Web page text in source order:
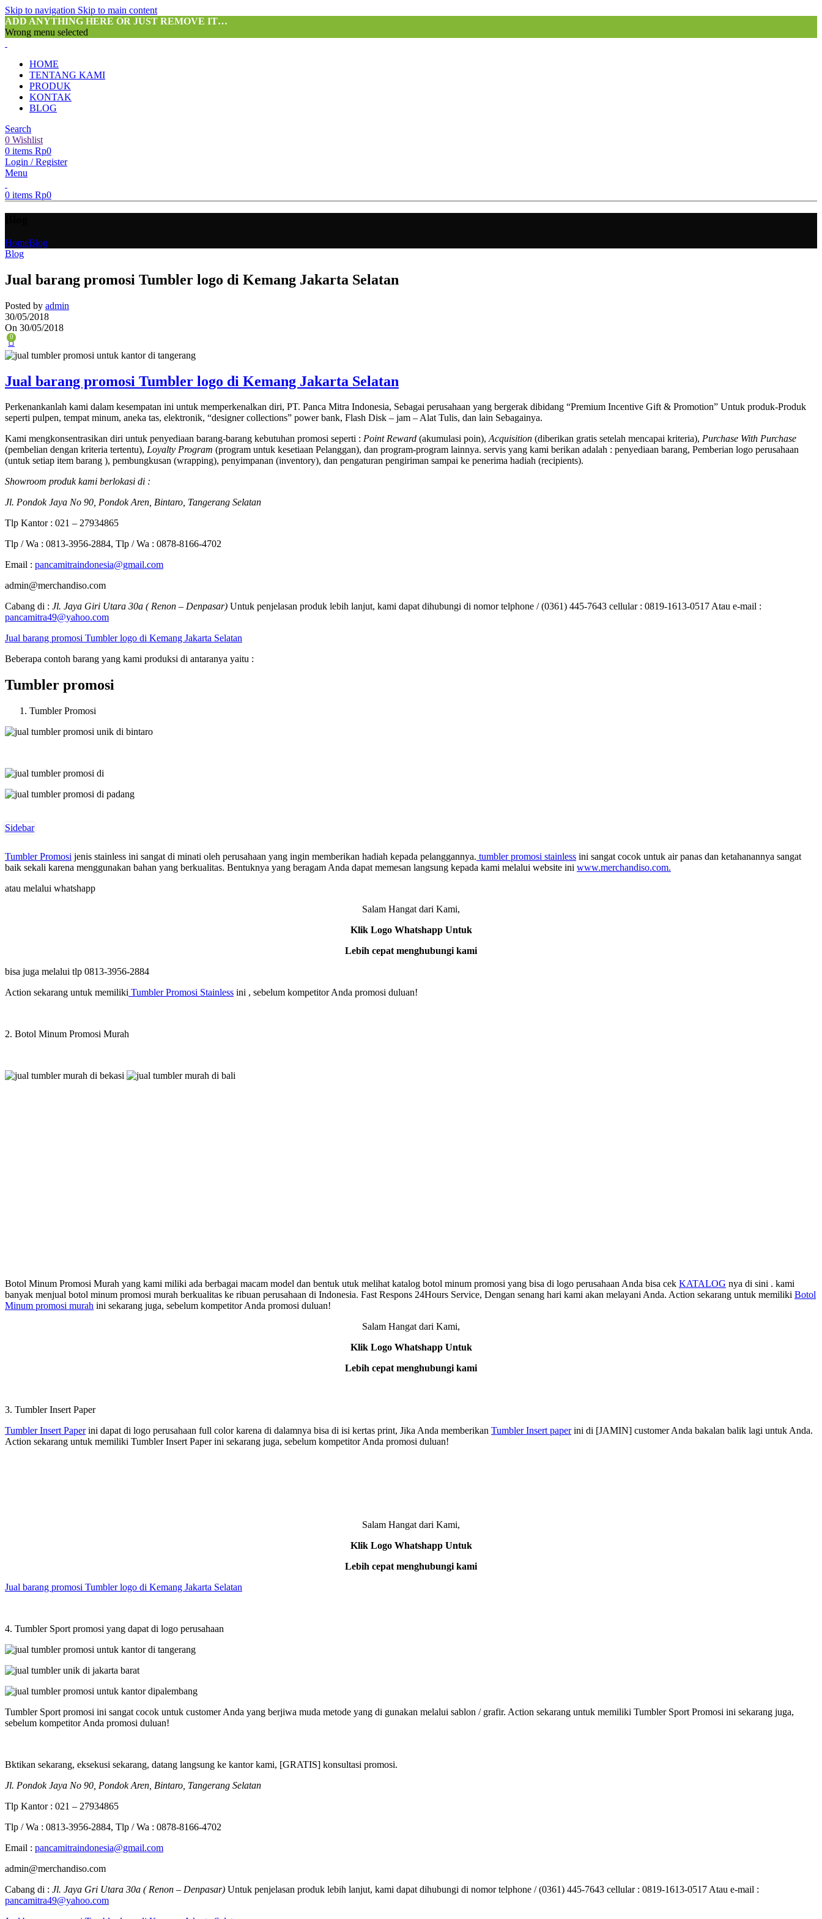
Skip to navigation Skip to main content
ADD ANYTHING HERE OR JUST REMOVE IT…
Wrong menu selected
HOME
TENTANG KAMI
PRODUK
KONTAK
BLOG
Search
0 Wishlist
0 items Rp0
Login / Register
Menu
0 items Rp0
HomeBlog
Blog
Jual barang promosi Tumbler logo di Kemang Jakarta Selatan
Posted by admin
30/05/2018
On 30/05/2018
0
Jual barang promosi Tumbler logo di Kemang Jakarta Selatan
Perkenankanlah kami dalam kesempatan ini untuk memperkenalkan diri, PT. Panca Mitra Indonesia, Sebagai perusahaan yang bergerak dibidang “Premium Incentive Gift & Promotion” Untuk produk-Produk
seperti pulpen, tempat minum, aneka tas, elektronik, “designer collections” power bank, Flash Disk – jam – Alat Tulis, dan lain Sebagainya.
Kami mengkonsentrasikan diri untuk penyediaan barang-barang kebutuhan promosi seperti : Point Reward (akumulasi poin),Acquisition (diberikan gratis setelah mencapai kriteria), Purchase With Purchase
(pembelian dengan kriteria tertentu), Loyalty Program (program untuk kesetiaan Pelanggan), dan program-program lainnya. servis yang kami berikan adalah : penyediaan barang, Pemberian logo perusahaan
(untuk setiap item barang ), pembungkusan (wrapping), penyimpanan (inventory), dan pengaturan pengiriman sampai ke penerima hadiah (recipients).
Showroom produk kami berlokasi di :
Jl. Pondok Jaya No 90, Pondok Aren, Bintaro, Tangerang Selatan
Tlp Kantor : 021 – 27934865
Tlp / Wa : 0813-3956-2884, Tlp / Wa : 0878-8166-4702
Email : pancamitraindonesia@gmail.com
admin@merchandiso.com
Cabang di : Jl. Jaya Giri Utara 30a ( Renon – Denpasar) Untuk penjelasan produk lebih lanjut, kami dapat dihubungi di nomor telphone / (0361) 445-7643 cellular : 0819-1613-0517 Atau e-mail :
pancamitra49@yahoo.com
Jual barang promosi Tumbler logo di Kemang Jakarta Selatan
Beberapa contoh barang yang kami produksi di antaranya yaitu :
Tumbler promosi
Tumbler Promosi
Tumbler Promosi jenis stainless ini sangat di minati oleh perusahaan yang ingin memberikan hadiah kepada pelanggannya. tumbler promosi stainless ini sangat cocok untuk air panas dan ketahanannya sangat
baik sekali karena menggunakan bahan yang berkualitas. Bentuknya yang beragam Anda dapat memesan langsung kepada kami melalui website ini www.merchandiso.com.
atau melalui whatshapp
Salam Hangat dari Kami,
Klik Logo Whatshapp Untuk
Lebih cepat menghubungi kami
bisa juga melalui tlp 0813-3956-2884
Action sekarang untuk memiliki Tumbler Promosi Stainless ini , sebelum kompetitor Anda promosi duluan!
2. Botol Minum Promosi Murah
Botol Minum Promosi Murah yang kami miliki ada berbagai macam model dan bentuk utuk melihat katalog botol minum promosi yang bisa di logo perusahaan Anda bisa cek KATALOG nya di sini . kami
banyak menjual botol minum promosi murah berkualitas ke ribuan perusahaan di Indonesia. Fast Respons 24Hours Service, Dengan senang hari kami akan melayani Anda. Action sekarang untuk memiliki Botol
Minum promosi murah ini sekarang juga, sebelum kompetitor Anda promosi duluan!
Salam Hangat dari Kami,
Klik Logo Whatshapp Untuk
Lebih cepat menghubungi kami
3. Tumbler Insert Paper
Tumbler Insert Paperini dapat di logo perusahaan full color karena di dalamnya bisa di isi kertas print, Jika Anda memberikan Tumbler Insert paperini di [JAMIN] customer Anda bakalan balik lagi untuk Anda.
Action sekarang untuk memiliki Tumbler Insert Paper ini sekarang juga, sebelum kompetitor Anda promosi duluan!
Salam Hangat dari Kami,
Klik Logo Whatshapp Untuk
Lebih cepat menghubungi kami
Jual barang promosi Tumbler logo di Kemang Jakarta Selatan
4. Tumbler Sport promosi yang dapat di logo perusahaan
Tumbler Sport promosi ini sangat cocok untuk customer Anda yang berjiwa muda metode yang di gunakan melalui sablon / grafir. Action sekarang untuk memiliki Tumbler Sport Promosi ini sekarang juga,
sebelum kompetitor Anda promosi duluan!
Bktikan sekarang, eksekusi sekarang, datang langsung ke kantor kami, [GRATIS] konsultasi promosi.
Jl. Pondok Jaya No 90, Pondok Aren, Bintaro, Tangerang Selatan
Tlp Kantor : 021 – 27934865
Tlp / Wa : 0813-3956-2884, Tlp / Wa : 0878-8166-4702
Email : pancamitraindonesia@gmail.com
admin@merchandiso.com
Cabang di : Jl. Jaya Gri Utara 30a ( Renon – Denpasar) Untuk penjelasan produk lebih lanjut, kami dapat dihubungi di nomor telphone / (0361) 445-7643 cellular : 0819-1613-0517 Atau e-mail :
pancamitra49@yahoo.com
Sidebar